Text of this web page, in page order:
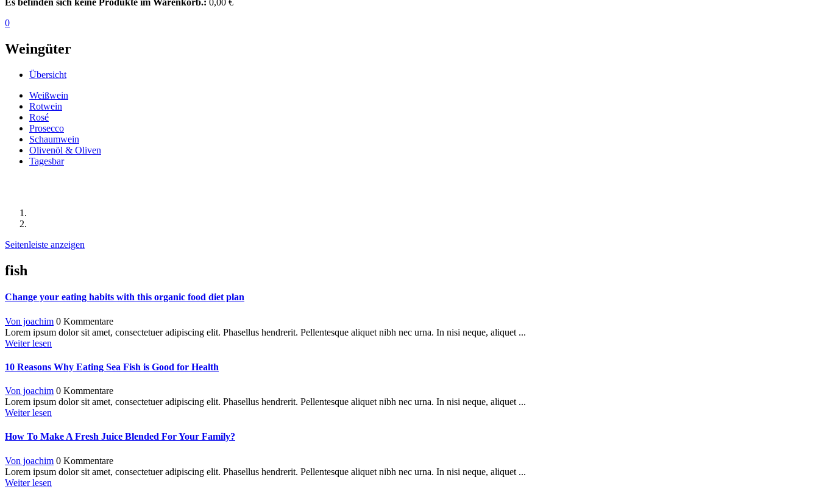
Es befinden sich keine Produkte im Warenkorb.: 0,00 €
0
Weingüter
Übersicht
Weißwein
Rotwein
Rosé
Prosecco
Schaumwein
Olivenöl & Oliven
Tagesbar
Seitenleiste anzeigen
fish
Change your eating habits with this organic food diet plan
Von joachim 0 Kommentare
Lorem ipsum dolor sit amet, consectetuer adipiscing elit. Phasellus hendrerit. Pellentesque aliquet nibh nec urna. In nisi neque, aliquet ...
Weiter lesen
10 Reasons Why Eating Sea Fish is Good for Health
Von joachim 0 Kommentare
Lorem ipsum dolor sit amet, consectetuer adipiscing elit. Phasellus hendrerit. Pellentesque aliquet nibh nec urna. In nisi neque, aliquet ...
Weiter lesen
How To Make A Fresh Juice Blended For Your Family?
Von joachim 0 Kommentare
Lorem ipsum dolor sit amet, consectetuer adipiscing elit. Phasellus hendrerit. Pellentesque aliquet nibh nec urna. In nisi neque, aliquet ...
Weiter lesen